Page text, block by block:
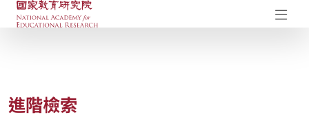
國家教育研究院-研究成果典藏庫
進階檢索